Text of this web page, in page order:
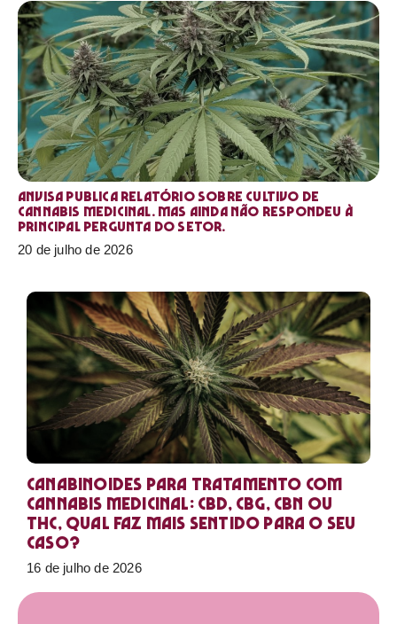
Anvisa publica relatório sobre cultivo de
Cannabis medicinal. Mas ainda não respondeu à
principal pergunta do setor.
20 de julho de 2026
Canabinoides para tratamento com
cannabis medicinal: CBD, CBG, CBN ou
THC, qual faz mais sentido para o seu
caso?
16 de julho de 2026